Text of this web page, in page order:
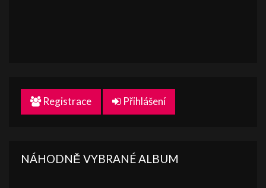
Registrace Přihlášení
NÁHODNĚ VYBRANÉ ALBUM